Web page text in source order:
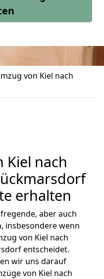
von Kiel nach
Kiel nach
erhalten
aber auch
insbesondere wenn
von Kiel nach
entscheidet.
wir uns darauf
von Kiel nach